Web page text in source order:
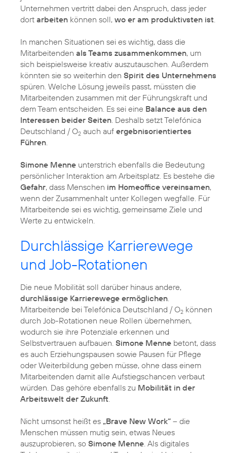
Unternehmen vertritt dabei den Anspruch, dass jeder
dort arbeiten können soll, wo er am produktivsten ist.
In manchen Situationen sei es wichtig, dass die
Mitarbeitenden als Teams zusammenkommen, um
sich beispielsweise kreativ auszutauschen. Außerdem
könnten sie so weiterhin den Spirit des Unternehmens
spüren. Welche Lösung jeweils passt, müssten die
Mitarbeitenden zusammen mit der Führungskraft und
dem Team entscheiden. Es sei eine Balance aus den
Interessen beider Seiten. Deshalb setzt Telefónica
Deutschland / O2 auch auf ergebnisorientiertes
Führen.
Simone Menne unterstrich ebenfalls die Bedeutung
persönlicher Interaktion am Arbeitsplatz. Es bestehe die
Gefahr, dass Menschen im Homeoffice vereinsamen,
wenn der Zusammenhalt unter Kollegen wegfalle. Für
Mitarbeitende sei es wichtig, gemeinsame Ziele und
Werte zu entwickeln.
Durchlässige Karrierewege
und Job-Rotationen
Die neue Mobilität soll darüber hinaus andere,
durchlässige Karrierewege ermöglichen.
Mitarbeitende bei Telefónica Deutschland / O2 können
durch Job-Rotationen neue Rollen übernehmen,
wodurch sie ihre Potenziale erkennen und
Selbstvertrauen aufbauen. Simone Menne betont, dass
es auch Erziehungspausen sowie Pausen für Pflege
oder Weiterbildung geben müsse, ohne dass einem
Mitarbeitenden damit alle Aufstiegschancen verbaut
würden. Das gehöre ebenfalls zu Mobilität in der
Arbeitswelt der Zukunft.
Nicht umsonst heißt es „Brave New Work“ – die
Menschen müssen mutig sein, etwas Neues
auszuprobieren, so Simone Menne. Als digitales